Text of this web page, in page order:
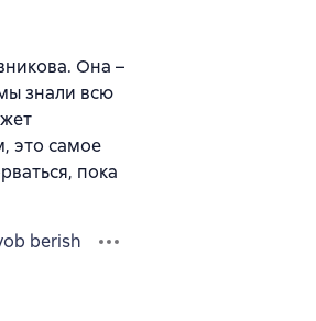
Она –
знали всю
это самое
пока
berish